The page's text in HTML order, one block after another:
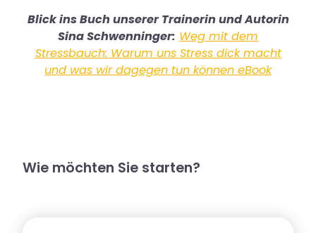
Blick ins Buch unserer Trainerin und Autorin
Sina Schwenninger: Weg mit dem
Stressbauch: Warum uns Stress dick macht
und was wir dagegen tun können eBook
Wie möchten Sie starten?